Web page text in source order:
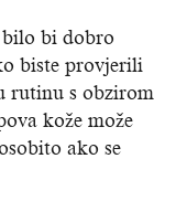
bi dobro
biste provjerili
rutinu s obzirom
kože može
ako se